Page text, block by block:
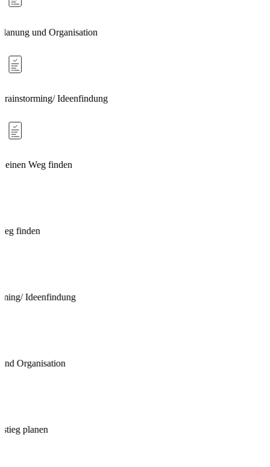
und Organisation
Ideenfindung
Weg finden
finden
Ideenfindung
Organisation
planen